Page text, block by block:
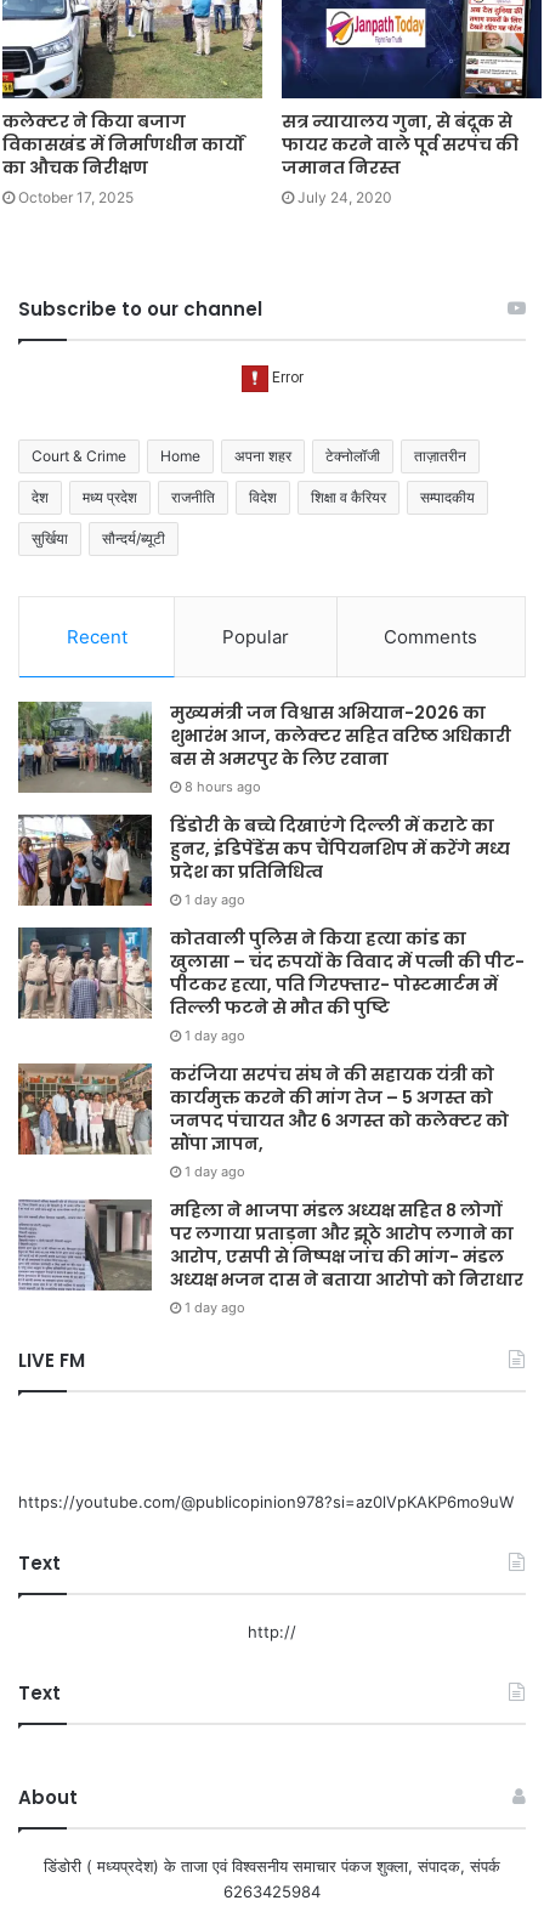
कलेक्टर ने किया बजाग
विकासखंड में निर्माणधीन कार्यों
का औचक निरीक्षण
October 17, 2025
सत्र न्यायालय गुना, से बंदूक से
फायर करने वाले पूर्व सरपंच की
जमानत निरस्त
July 24, 2020
Subscribe to our channel
Court & Crime Home अपना शहर टेक्नोलॉजी ताज़ातरीन
देश मध्य प्रदेश राजनीति विदेश शिक्षा व कैरियर सम्पादकीय
सुर्खिया सौन्दर्य/ब्यूटी
Recent Popular Comments
मुख्यमंत्री जन विश्वास अभियान-2026 का
शुभारंभ आज, कलेक्टर सहित वरिष्ठ अधिकारी
बस से अमरपुर के लिए रवाना
8 hours ago
डिंडोरी के बच्चे दिखाएंगे दिल्ली में कराटे का
हुनर, इंडिपेंडेंस कप चैंपियनशिप में करेंगे मध्य
प्रदेश का प्रतिनिधित्व
1 day ago
कोतवाली पुलिस ने किया हत्या कांड का
खुलासा – चंद रुपयों के विवाद में पत्नी की पीट-
पीटकर हत्या, पति गिरफ्तार- पोस्टमार्टम में
तिल्ली फटने से मौत की पुष्टि
1 day ago
करंजिया सरपंच संघ ने की सहायक यंत्री को
कार्यमुक्त करने की मांग तेज – 5 अगस्त को
जनपद पंचायत और 6 अगस्त को कलेक्टर को
सौंपा ज्ञापन,
1 day ago
महिला ने भाजपा मंडल अध्यक्ष सहित 8 लोगों
पर लगाया प्रताड़ना और झूठे आरोप लगाने का
आरोप, एसपी से निष्पक्ष जांच की मांग- मंडल
अध्यक्ष भजन दास ने बताया आरोपो को निराधार
1 day ago
LIVE FM
https://youtube.com/@publicopinion978?si=az0lVpKAKP6mo9uW
Text
http://
Text
About
डिंडोरी ( मध्यप्रदेश) के ताजा एवं विश्वसनीय समाचार पंकज शुक्ला, संपादक, संपर्क
6263425984